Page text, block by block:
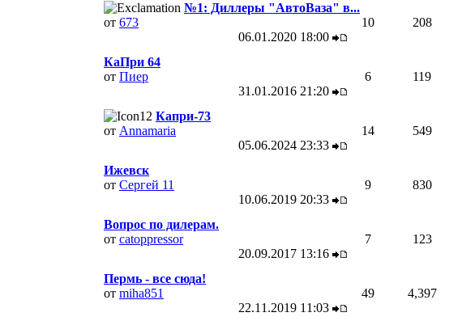
№1: Диллеры "АвтоВаза" в...
от 673
06.01.2020 18:00
10 208
КаПри 64
от Пиер
31.01.2016 21:20
6 119
Капри-73
от Annamaria
05.06.2024 23:33
14 549
Ижевск
от Сергей 11
10.06.2019 20:33
9 830
Вопрос по дилерам.
от catoppressor
20.09.2017 13:16
7 123
Пермь - все сюда!
от miha851
22.11.2019 11:03
49 4,397